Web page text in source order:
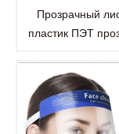
Прозрачный
пластик ПЭТ